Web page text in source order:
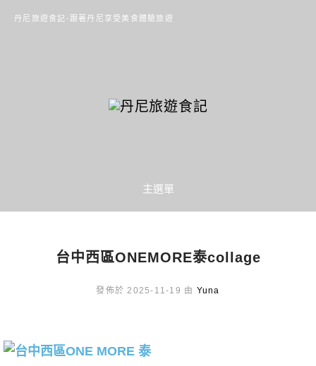
丹尼旅遊食記-跟著丹尼享受美食體驗旅遊
主選單
台中西區ONEMORE泰collage
發佈於 2025-11-19 由 Yuna